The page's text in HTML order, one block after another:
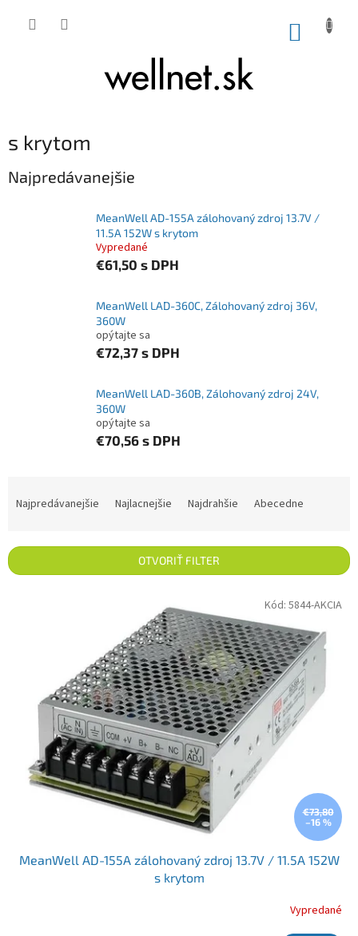
s krytom
Najpredávanejšie
MeanWell AD-155A zálohovaný zdroj 13.7V /
11.5A 152W s krytom
Vypredané
€61,50 s DPH
MeanWell LAD-360C, Zálohovaný zdroj 36V,
360W
opýtajte sa
€72,37 s DPH
MeanWell LAD-360B, Zálohovaný zdroj 24V,
360W
opýtajte sa
€70,56 s DPH
Najpredávanejšie Najlacnejšie Najdrahšie Abecedne
OTVORIŤ FILTER
€73,80
–16 %
MeanWell AD-155A zálohovaný zdroj 13.7V / 11.5A 152W
s krytom
Vypredané
Kód: 5844-AKCIA